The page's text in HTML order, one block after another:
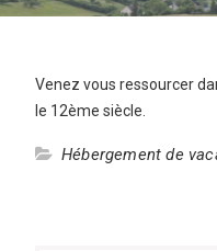
Venez vous ressourcer
le 12ème siècle.
Hébergement de